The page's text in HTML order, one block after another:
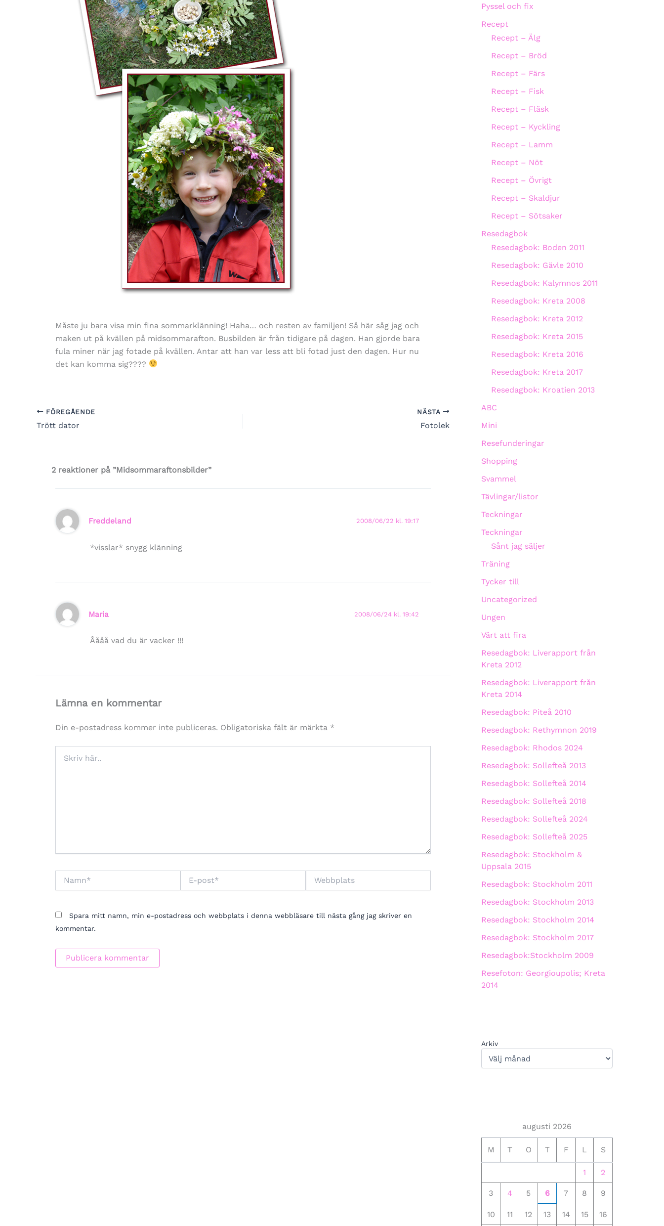
Måste ju bara visa min fina sommarklänning! Haha… och resten av familjen! Så här såg jag och
maken ut på kvällen på midsommarafton. Busbilden är från tidigare på dagen. Han gjorde bara
fula miner när jag fotade på kvällen. Antar att han var less att bli fotad just den dagen. Hur nu
det kan komma sig????
FÖREGÅENDE
Trött dator
NÄSTA
Fotolek
2 reaktioner på ”Midsommaraftonsbilder”
Freddeland 2008/06/22 kl. 19:17
*visslar* snygg klänning
Maria 2008/06/24 kl. 19:42
Åååå vad du är vacker !!!
Lämna en kommentar
Din e-postadress kommer inte publiceras. Obligatoriska fält är märkta *
här..
post*
Spara mitt namn, min e-postadress och webbplats i denna webbläsare till nästa gång jag skriver en
kommentar.
Pyssel och fix
Recept
Recept – Älg
Recept – Bröd
Recept – Färs
Recept – Fisk
Recept – Fläsk
Recept – Kyckling
Recept – Lamm
Recept – Nöt
Recept – Övrigt
Recept – Skaldjur
Recept – Sötsaker
Resedagbok
Resedagbok: Boden 2011
Resedagbok: Gävle 2010
Resedagbok: Kalymnos 2011
Resedagbok: Kreta 2008
Resedagbok: Kreta 2012
Resedagbok: Kreta 2015
Resedagbok: Kreta 2016
Resedagbok: Kreta 2017
Resedagbok: Kroatien 2013
ABC
Mini
Resefunderingar
Shopping
Svammel
Tävlingar/listor
Teckningar
Teckningar
Sånt jag säljer
Träning
Tycker till
Uncategorized
Ungen
Värt att fira
Resedagbok: Liverapport från
Kreta 2012
Resedagbok: Liverapport från
Kreta 2014
Resedagbok: Piteå 2010
Resedagbok: Rethymnon 2019
Resedagbok: Rhodos 2024
Resedagbok: Sollefteå 2013
Resedagbok: Sollefteå 2014
Resedagbok: Sollefteå 2018
Resedagbok: Sollefteå 2024
Resedagbok: Sollefteå 2025
Resedagbok: Stockholm &
Uppsala 2015
Resedagbok: Stockholm 2011
Resedagbok: Stockholm 2013
Resedagbok: Stockholm 2014
Resedagbok: Stockholm 2017
Resedagbok:Stockholm 2009
Resefoton: Georgioupolis; Kreta
2014
Arkiv
augusti 2026
M T O T F L S
1 2
3 4 5 6 7 8 9
10 11 12 13 14 15 16